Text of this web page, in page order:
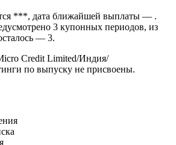
Cashpor Micro Credit установлена на
фиксируется по графику купонных
***, дата ближайшей выплаты — .
3 купонных периодов, из
Credit Limited/Индия/